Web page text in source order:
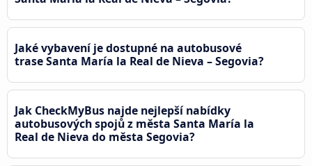
Jaké vybavení je dostupné na autobusové
trase Santa María la Real de Nieva – Segovia?
Jak CheckMyBus najde nejlepší nabídky
autobusových spojů z města Santa María la
Real de Nieva do města Segovia?